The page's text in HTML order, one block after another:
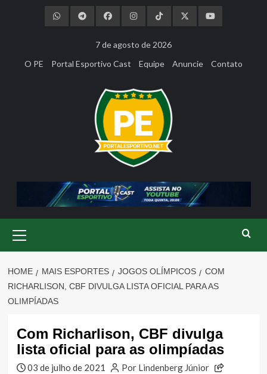
7 de agosto de 2026
O PE
Portal Esportivo Cast Equipe Anuncie Contato
Menu
HOME MAIS ESPORTES JOGOS OLÍMPICOS
COM
RICHARLISON, CBF DIVULGA LISTA OFICIAL PARA AS
OLIMPÍADAS
Com Richarlison, CBF divulga
lista oficial para as olimpíadas
03 de julho de 2021
Por Lindenberg Júnior